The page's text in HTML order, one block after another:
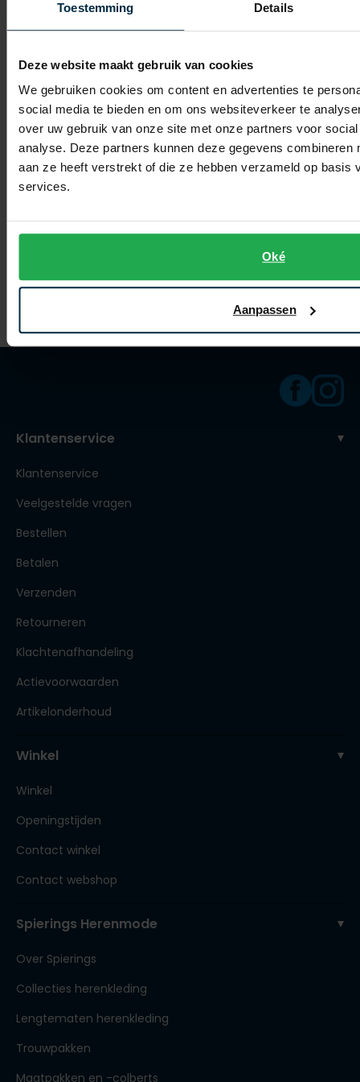
Toestemming Details
Deze website maakt gebruik van cookies
We gebruiken cookies om content en advertenties te
social media te bieden en om ons websiteverkeer te
over uw gebruik van onze site met onze partners voor
analyse. Deze partners kunnen deze gegevens combineren
aan ze heeft verstrekt of die ze hebben verzameld op basis
services.
Oké
Aanpassen
Portofino
€ 299,95
Klantenservice
Klantenservice
Veelgestelde vragen
Bestellen
Betalen
Verzenden
Retourneren
Klachtenafhandeling
Actievoorwaarden
Artikelonderhoud
Winkel
Winkel
Openingstijden
Contact winkel
Contact webshop
Spierings Herenmode
Over Spierings
Collecties herenkleding
Lengtematen herenkleding
Trouwpakken
Maatpakken en -colberts